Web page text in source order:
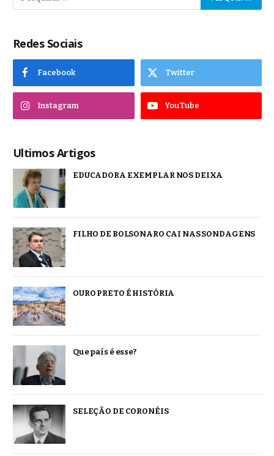
Redes Sociais
Facebook Twitter
Instagram YouTube
Ultimos Artigos
EDUCADORA EXEMPLAR NOS DEIXA
FILHO DE BOLSONARO CAI NAS SONDAGENS
OURO PRETO É HISTÓRIA
Que país é esse?
SELEÇÃO DE CORONÉIS